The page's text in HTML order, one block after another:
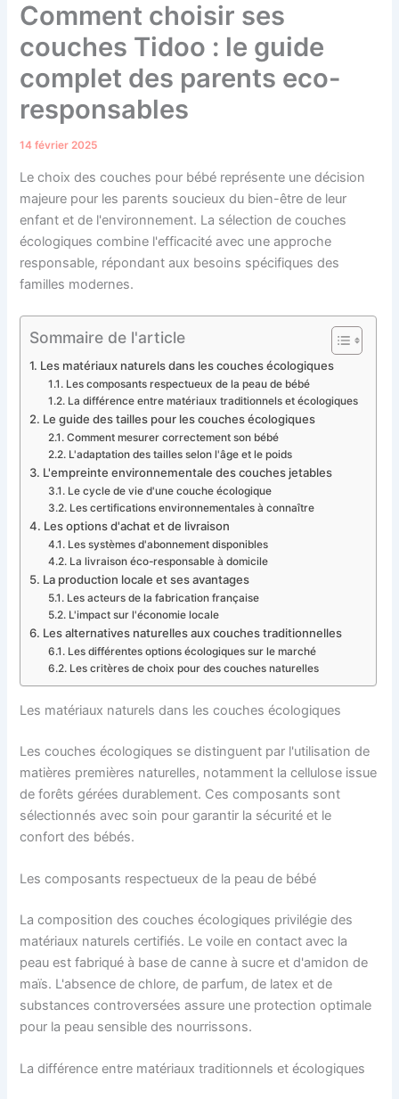
Comment choisir ses
couches Tidoo : le guide
complet des parents eco-
responsables
14 février 2025
Le choix des couches pour bébé représente une décision
majeure pour les parents soucieux du bien-être de leur
enfant et de l'environnement. La sélection de couches
écologiques combine l'efficacité avec une approche
responsable, répondant aux besoins spécifiques des
familles modernes.
Sommaire de l'article
Les matériaux naturels dans les couches écologiques
Les composants respectueux de la peau de bébé
La différence entre matériaux traditionnels et écologiques
Le guide des tailles pour les couches écologiques
Comment mesurer correctement son bébé
L'adaptation des tailles selon l'âge et le poids
L'empreinte environnementale des couches jetables
Le cycle de vie d'une couche écologique
Les certifications environnementales à connaître
Les options d'achat et de livraison
Les systèmes d'abonnement disponibles
La livraison éco-responsable à domicile
La production locale et ses avantages
Les acteurs de la fabrication française
L'impact sur l'économie locale
Les alternatives naturelles aux couches traditionnelles
Les différentes options écologiques sur le marché
Les critères de choix pour des couches naturelles
Les matériaux naturels dans les couches écologiques
Les couches écologiques se distinguent par l'utilisation de
matières premières naturelles, notamment la cellulose issue
de forêts gérées durablement. Ces composants sont
sélectionnés avec soin pour garantir la sécurité et le
confort des bébés.
Les composants respectueux de la peau de bébé
La composition des couches écologiques privilégie des
matériaux naturels certifiés. Le voile en contact avec la
peau est fabriqué à base de canne à sucre et d'amidon de
maïs. L'absence de chlore, de parfum, de latex et de
substances controversées assure une protection optimale
pour la peau sensible des nourrissons.
La différence entre matériaux traditionnels et écologiques